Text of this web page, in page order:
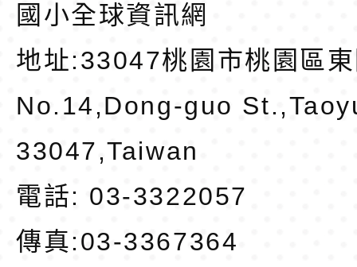
國小全球資訊網
地址:33047桃園市桃園區
No.14,Dong-guo
33047,Taiwan
電話: 03-3322057
傳真:03-3367364